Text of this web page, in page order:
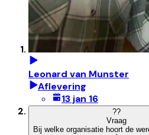
Leonard van Munster
Aflevering
13 jan 16
??
Vraag
Bij welke organisatie hoort de